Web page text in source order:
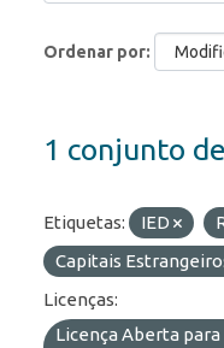
Ordenar por
1 conjunto
Etiquetas: IED
Capitais
Licenças:
Licença Aberta para